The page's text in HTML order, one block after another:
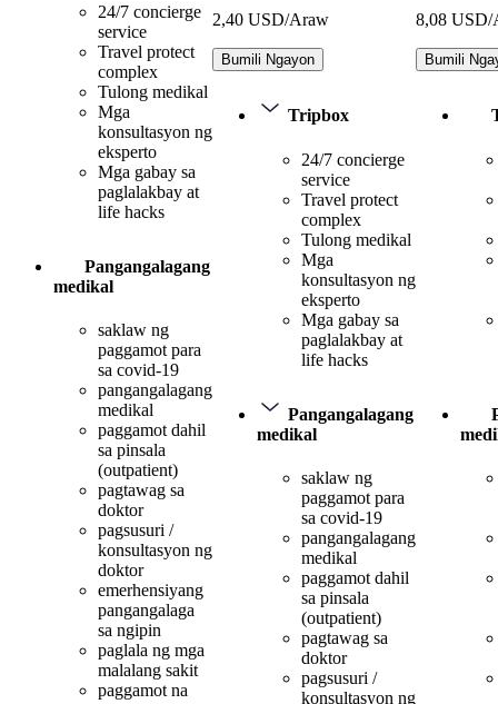
24/7 concierge
service
Travel protect
complex
Tulong medikal
Mga
konsultasyon ng
eksperto
Mga gabay sa
paglalakbay at
life hacks
Pangangalagang
medikal
saklaw ng
paggamot para
sa covid-19
pangangalagang
medikal
paggamot dahil
sa pinsala
(outpatient)
pagtawag sa
doktor
pagsusuri /
konsultasyon ng
doktor
emerhensiyang
pangangalaga
sa ngipin
paglala ng mga
malalang sakit
paggamot na
2,40 USD/Araw
Bumili Ngayon
Tripbox
24/7 concierge
service
Travel protect
complex
Tulong medikal
Mga
konsultasyon ng
eksperto
Mga gabay sa
paglalakbay at
life hacks
Pangangalagang
medikal
saklaw ng
paggamot para
sa covid-19
pangangalagang
medikal
paggamot dahil
sa pinsala
(outpatient)
pagtawag sa
doktor
pagsusuri /
konsultasyon ng
8,08 USD/
Bumili